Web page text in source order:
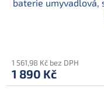
baterie umyvadlová,
1 561,98 Kč bez DPH
1 890 Kč